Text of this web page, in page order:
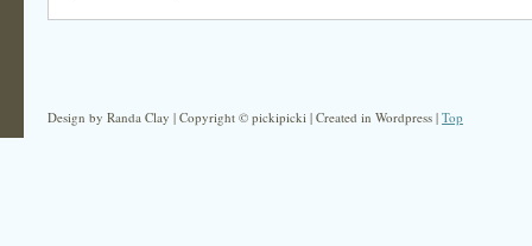
Design by Randa Clay | Copyright © pickipicki | Created in Wordpress | Top